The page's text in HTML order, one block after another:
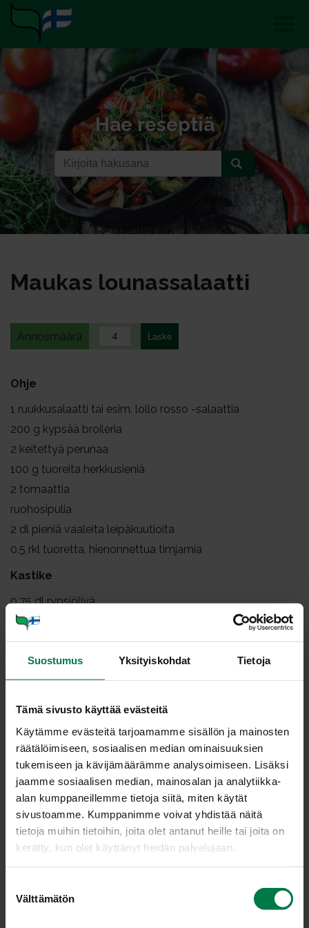
Suostumus Yksityiskohdat Tietoja
Tämä sivusto käyttää evästeitä
Käytämme evästeitä tarjoamamme sisällön ja mainosten
räätälöimiseen, sosiaalisen median ominaisuuksien
tukemiseen ja kävijämäärämme analysoimiseen. Lisäksi
jaamme sosiaalisen median, mainosalan ja analytiikka-
alan kumppaneillemme tietoja siitä, miten käytät
sivustoamme. Kumppanimme voivat yhdistää näitä
tietoja muihin tietoihin, joita olet antanut heille tai joita on
kerätty, kun olet käyttänyt heidän palvelujaan.
Välttämätön
Hae reseptiä
Mau­kas lou­nas­sa­laat­ti
Annosmäärä
Ohje
1 ruukkusalaatti tai esim. lollo rosso -salaattia
200 g kypsää broileria
2 keitettyä perunaa
100 g tuoreita herkkusieniä
2 tomaattia
ruohosipulia
2 dl pieniä vaaleita leipäkuutioita
0.5 rkl tuoretta, hienonnettua timjamia
Kastike
0.75dl rypsiöljyä
2rkl viinietikkaa
1tl sinappia
mustapippuria
lautasille.
Levitä huuhdotut sekä valutetut, suupaloiksi revityt
salaatinlehdet astian reunoille ja pohjalle.
Leikkaa kypsä broileri ja perunat kuutioiksi sekä
herkkusienet ja retiisit viipaleiksi. Asettele ainekset
tarjoiluastiaan.
Paista pannulla tilkassa öljyä leipäkuutioita niin, että ne
saavat hieman väriä. Mausta yrttiseoksella ja anna
aineet. Kaada kastike salaattiaineiden päälle ja ripota